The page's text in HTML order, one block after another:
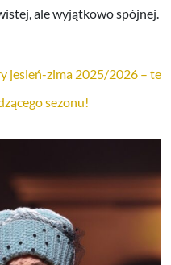
ale wyjątkowo spójnej.
jesień-zima 2025/2026 – te
sezonu!